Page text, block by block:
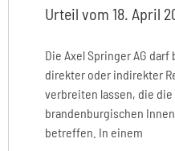
Urteil vom 18. April
Die Axel Springer AG
direkter oder indirekter
verbreiten lassen, die
brandenburgischen
betreffen. In einem